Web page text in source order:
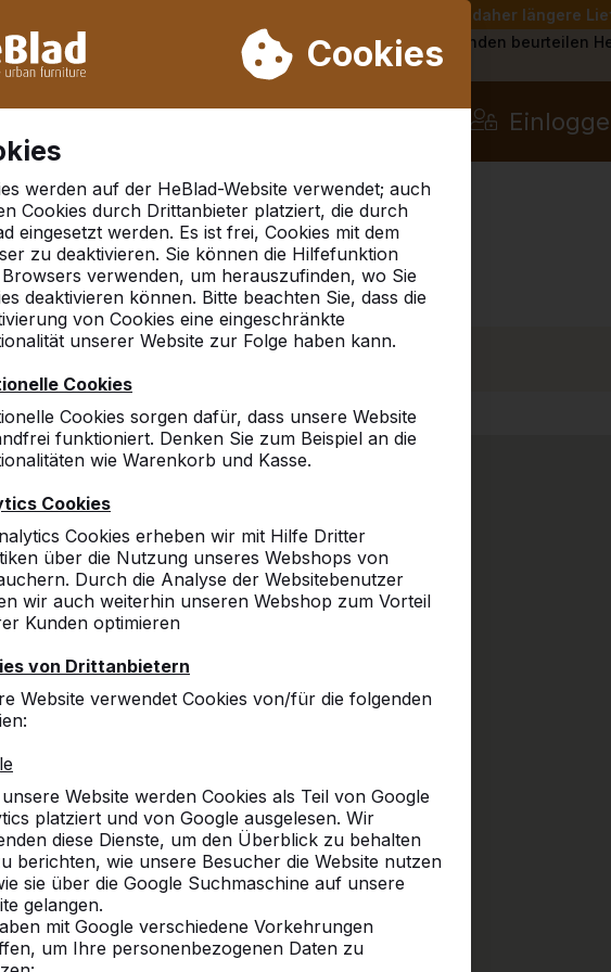
Woche 31 bis Woche 33 nicht. Bitte berücksichtigen Sie daher längere
Cookies
werden auf der HeBlad-Website verwendet; auch
Cookies durch Drittanbieter platziert, die durch
eingesetzt werden. Es ist frei, Cookies mit dem
zu deaktivieren. Sie können die Hilfefunktion
verwenden, um herauszufinden, wo Sie
deaktivieren können. Bitte beachten Sie, dass die
von Cookies eine eingeschränkte
unserer Website zur Folge haben kann.
Cookies
Cookies sorgen dafür, dass unsere Website
funktioniert. Denken Sie zum Beispiel an die
wie Warenkorb und Kasse.
Cookies
Cookies erheben wir mit Hilfe Dritter
über die Nutzung unseres Webshops von
Durch die Analyse der Websitebenutzer
wir auch weiterhin unseren Webshop zum Vorteil
Kunden optimieren
von Drittanbietern
Website verwendet Cookies von/für die folgenden
Website werden Cookies als Teil von Google
platziert und von Google ausgelesen. Wir
diese Dienste, um den Überblick zu behalten
berichten, wie unsere Besucher die Website nutzen
sie über die Google Suchmaschine auf unsere
gelangen.
mit Google verschiedene Vorkehrungen
um Ihre personenbezogenen Daten zu
als 30.000 Produkten verkauft
Kunden beurteilen